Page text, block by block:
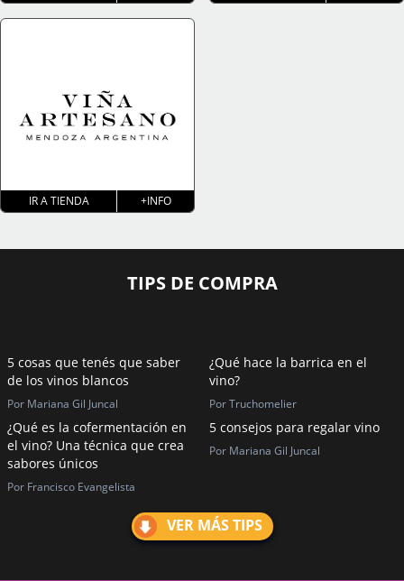
IR A TIENDA +INFO
TIPS DE COMPRA
5 cosas que tenés que saber
de los vinos blancos
Por Mariana Gil Juncal
¿Qué hace la barrica en el
vino?
Por Truchomelier
¿Qué es la cofermentación en
el vino? Una técnica que crea
sabores únicos
Por Francisco Evangelista
5 consejos para regalar vino
Por Mariana Gil Juncal
VER MÁS TIPS